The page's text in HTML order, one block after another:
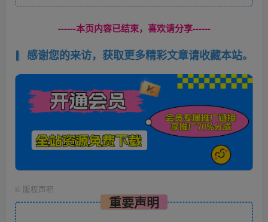
------本页内容已结束，喜欢请分享------
感谢您的来访，获取更多精彩文章请收藏本站。
© 版权声明
重要声明